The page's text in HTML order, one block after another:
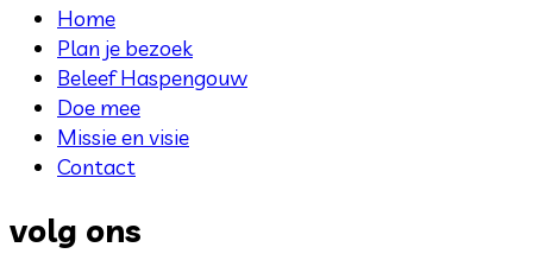
Home
Plan je bezoek
Beleef Haspengouw
Doe mee
Missie en visie
Contact
volg ons